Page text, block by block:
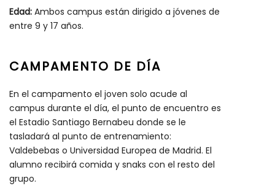
Edad: Ambos campus están dirigido a jóvenes de
entre 9 y 17 años.
CAMPAMENTO DE DÍA
En el campamento el joven solo acude al
campus durante el día, el punto de encuentro es
el Estadio Santiago Bernabeu donde se le
tasladará al punto de entrenamiento:
Valdebebas o Universidad Europea de Madrid. El
alumno recibirá comida y snaks con el resto del
grupo.